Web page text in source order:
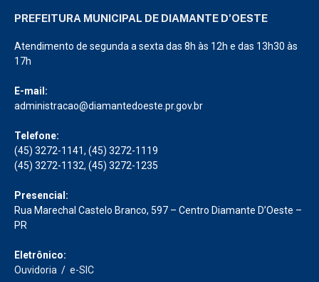
PREFEITURA MUNICIPAL DE DIAMANTE D'OESTE
Atendimento de segunda a sexta das 8h às 12h e das 13h30 às
17h
E-mail:
administracao@diamantedoeste.pr.gov.br
Telefone:
(45) 3272-1141, (45) 3272-1119
(45) 3272-1132, (45) 3272-1235
Presencial:
Rua Marechal Castelo Branco, 597 – Centro Diamante D’Oeste –
PR
Eletrônico:
Ouvidoria / e-SIC